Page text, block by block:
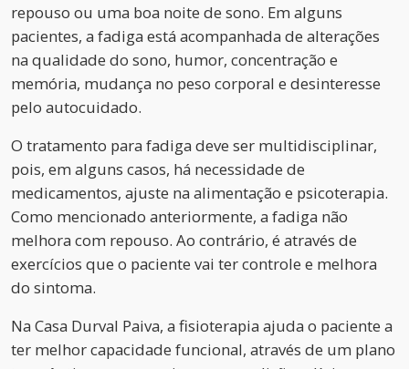
repouso ou uma boa noite de sono. Em alguns
pacientes, a fadiga está acompanhada de alterações
na qualidade do sono, humor, concentração e
memória, mudança no peso corporal e desinteresse
pelo autocuidado.
O tratamento para fadiga deve ser multidisciplinar,
pois, em alguns casos, há necessidade de
medicamentos, ajuste na alimentação e psicoterapia.
Como mencionado anteriormente, a fadiga não
melhora com repouso. Ao contrário, é através de
exercícios que o paciente vai ter controle e melhora
do sintoma.
Na Casa Durval Paiva, a fisioterapia ajuda o paciente a
ter melhor capacidade funcional, através de um plano